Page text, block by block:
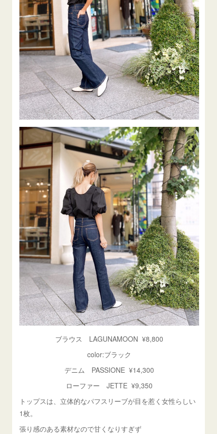
ブラウス LAGUNAMOON ¥8,800
color:ブラック
デニム PASSIONE ¥14,300
ローファー JETTE ¥9,350
トップスは、立体的なパフスリーブが目を惹く女性らしい
1枚。
張り感のある素材なので甘くなりすぎず